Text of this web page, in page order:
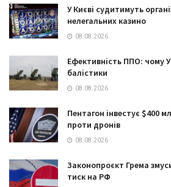
У Києві судитимуть
нелегальних казино
08.08.2026
Ефективність ППО: чому
балістики
08.08.2026
Пентагон інвестує $400
проти дронів
08.08.2026
Законопроєкт Грема
тиск на РФ